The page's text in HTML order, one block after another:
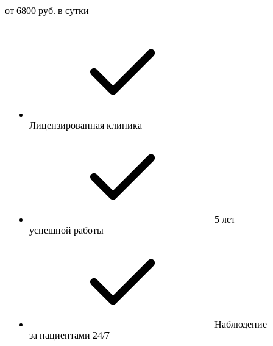
от 6800 руб. в сутки
Лицензированная клиника
5 лет
успешной работы
Наблюдение
за пациентами 24/7